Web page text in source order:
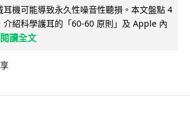
耳機可能導致永久性噪音性聽損。本文盤點 4
介紹科學護耳的「60-60 原則」及 Apple 內
閱讀全文